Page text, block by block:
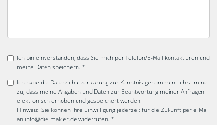
Ich bin einverstanden, dass Sie mich per Telefon/E-Mail kontaktieren und
meine Daten speichern. *
Ich habe die Datenschutzerklärungzur Kenntnis genommen. Ich stimme
zu, dass meine Angaben und Daten zur Beantwortung meiner Anfragen
elektronisch erhoben und gespeichert werden.
Hinweis: Sie können Ihre Einwilligung jederzeit für die Zukunft per e-Mai
an info@die-makler.de widerrufen. *